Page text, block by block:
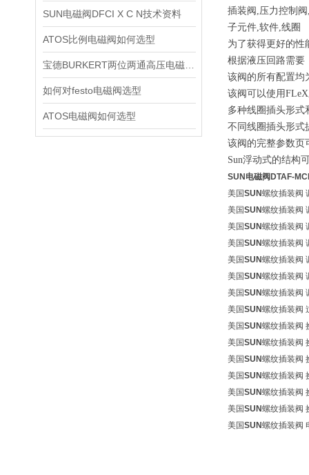
SUN电磁阀DFCI X C N技术资料
ATOS比例电磁阀如何选型
如何对festo电磁阀选型
ATOS电磁阀如何选型
插装阀,压力控制
子元件,软件,线圈
为了获得更好的性
根据液压回路需要
该阀的所有配置均
该阀可以使用
多种线圈插头形式
不同线圈插头形式
该阀的完整参数页
Sun浮动式的结构
SUN电磁阀DTAF-
美国SUN螺纹插装阀
美国SUN螺纹插装阀
美国SUN螺纹插装阀
美国SUN螺纹插装阀
美国SUN螺纹插装阀
美国SUN螺纹插装阀
美国SUN螺纹插装阀
美国SUN螺纹插装阀
美国SUN螺纹插装阀
美国SUN螺纹插装阀
美国SUN螺纹插装阀
美国SUN螺纹插装阀
美国SUN螺纹插装阀
美国SUN螺纹插装阀
美国SUN螺纹插装阀